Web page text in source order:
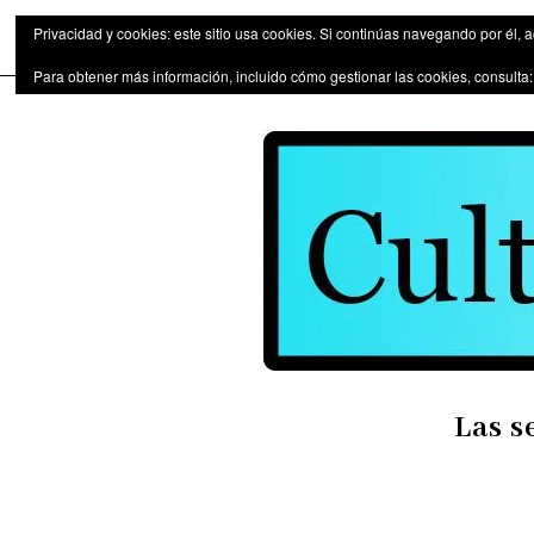
Las series de televisión como
Las
Privacidad y cookies: este sitio usa cookies. Si continúas navegando por él,
Para obtener más información, incluido cómo gestionar las cookies, consulta: